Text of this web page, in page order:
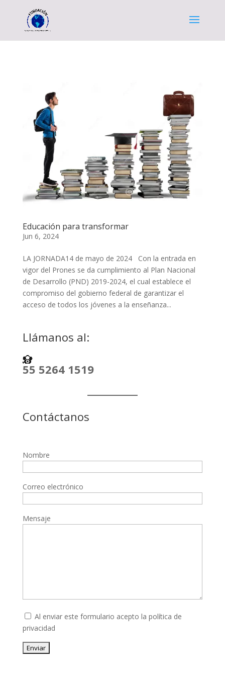
Educación para transformar
Jun 6, 2024
LA JORNADA14 de mayo de 2024 Con la entrada en
vigor del Prones se da cumplimiento al Plan Nacional
de Desarrollo (PND) 2019-2024, el cual establece el
compromiso del gobierno federal de garantizar el
acceso de todos los jóvenes a la enseñanza...
Llámanos al:
55 5264 1519
Contáctanos
Nombre
Correo electrónico
Mensaje
Al enviar este formulario acepto la política de
privacidad
Enviar